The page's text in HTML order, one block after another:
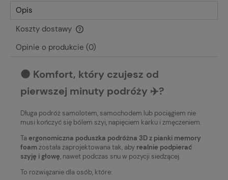
Opis
Koszty dostawy
Cena nie zawiera ewentualnych kosztów płatności
Opinie o produkcie (0)
⚫️ Komfort, który czujesz od
pierwszej minuty podróży ✈️?
Długa podróż samolotem, samochodem lub pociągiem nie
musi kończyć się bólem szyi, napięciem karku i zmęczeniem.
Ta ergonomiczna poduszka podróżna 3D z pianki memory
foamzostała zaprojektowana tak, aby realnie podpierać
szyję i głowę, nawet podczas snu w pozycji siedzącej.
To rozwiązanie dla osób, które: